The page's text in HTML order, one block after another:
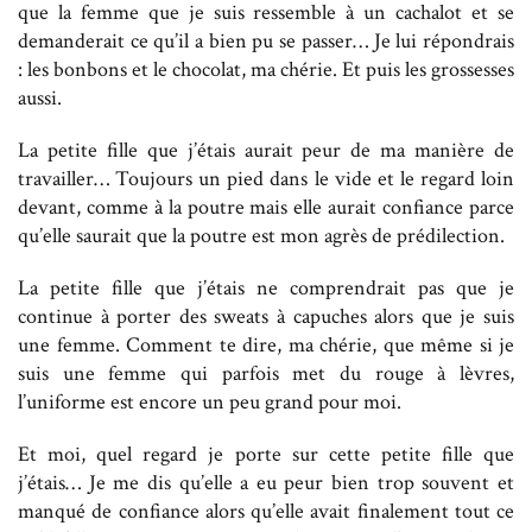
que la femme que je suis ressemble à un cachalot et se
demanderait ce qu’il a bien pu se passer… Je lui répondrais
: les bonbons et le chocolat, ma chérie. Et puis les grossesses
aussi.
La petite fille que j’étais aurait peur de ma manière de
travailler… Toujours un pied dans le vide et le regard loin
devant, comme à la poutre mais elle aurait confiance parce
qu’elle saurait que la poutre est mon agrès de prédilection.
La petite fille que j’étais ne comprendrait pas que je
continue à porter des sweats à capuches alors que je suis
une femme. Comment te dire, ma chérie, que même si je
suis une femme qui parfois met du rouge à lèvres,
l’uniforme est encore un peu grand pour moi.
Et moi, quel regard je porte sur cette petite fille que
j’étais… Je me dis qu’elle a eu peur bien trop souvent et
manqué de confiance alors qu’elle avait finalement tout ce